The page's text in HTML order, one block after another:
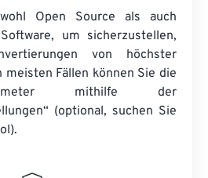
Open Source als auch
um sicherzustellen,
von höchster
meisten Fällen können Sie die
mithilfe der
(optional, suchen Sie